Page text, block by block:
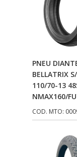
CAWU
CISER
CMP
COBREQ
COMETA
CPL
PNEU
BELLATRIX
110/70-13
NMAX160/
COD. MTO: